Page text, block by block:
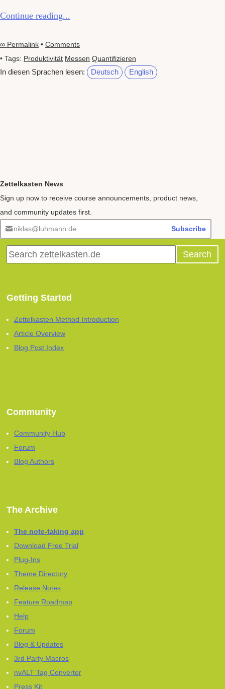
Zettelkasten News
Sign up now to receive course announcements, product news,
and community updates first.
niklas@luhmann.de Subscribe
Continue reading...
∞ Permalink • Comments
• Tags: Produktivität Messen Quantifizieren
In diesen Sprachen lesen: Deutsch English
Getting Started
Zettelkasten Method Introduction
Article Overview
Blog Post Index
Community
Community Hub
Forum
Blog Authors
The Archive
The note-taking app
Download Free Trial
Plug-Ins
Theme Directory
Release Notes
Feature Roadmap
Help
Forum
Blog & Updates
3rd Party Macros
nvALT Tag Converter
Press Kit